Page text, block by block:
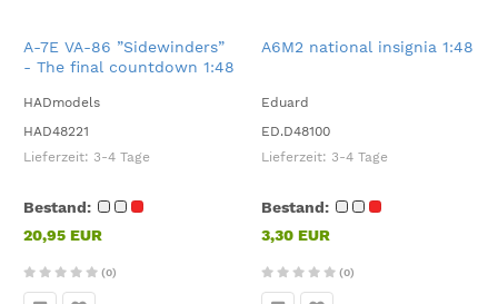
A-7E VA-86 ”Sidewinders”
- The final countdown 1:48
HADmodels
HAD48221
Lieferzeit: 3-4 Tage
Bestand:
20,95 EUR
(0)
A6M2 national insignia 1:48
Eduard
ED.D48100
Lieferzeit: 3-4 Tage
Bestand:
3,30 EUR
(0)